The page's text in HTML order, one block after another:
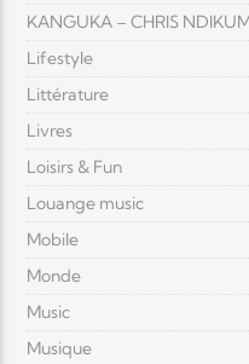
KANGUKA – CHRIS
Lifestyle
Littérature
Livres
Loisirs & Fun
Louange music
Mobile
Monde
Music
Musique